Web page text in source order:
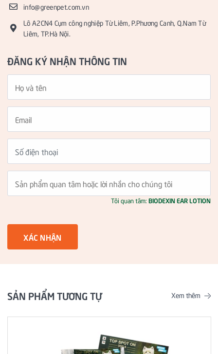
info@greenpet.com.vn
Lô A2CN4 Cụm công nghiệp Từ Liêm, P.Phương Canh, Q.Nam Từ
Liêm, TP.Hà Nội.
ĐĂNG KÝ NHẬN THÔNG TIN
Tôi quan tâm: BIODEXIN EAR LOTION
XÁC NHẬN
SẢN PHẨM TƯƠNG TỰ Xem thêm